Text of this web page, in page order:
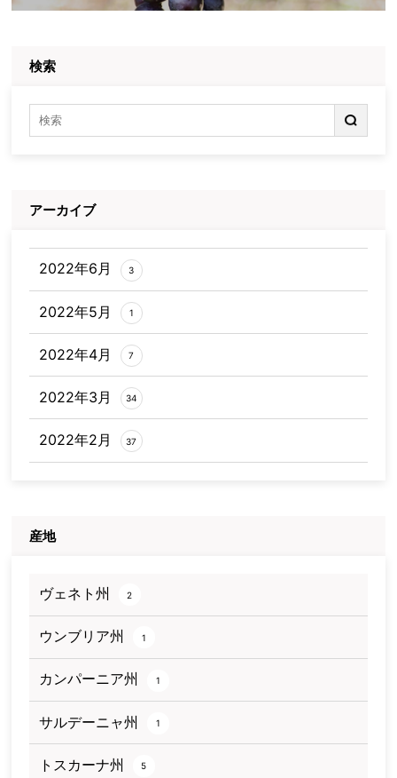
検索
アーカイブ
2022年6月 3
2022年5月 1
2022年4月 7
2022年3月 34
2022年2月 37
産地
ヴェネト州 2
ウンブリア州 1
カンパーニア州 1
サルデーニャ州 1
トスカーナ州 5